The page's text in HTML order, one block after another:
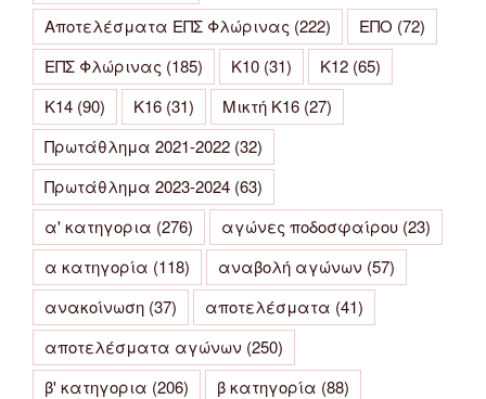
Αποτελέσματα ΕΠΣ Φλώρινας (222) ΕΠΟ (72)
ΕΠΣ Φλώρινας (185) Κ10 (31) Κ12 (65)
Κ14 (90) Κ16 (31) Μικτή Κ16 (27)
Πρωτάθλημα 2021-2022 (32)
Πρωτάθλημα 2023-2024 (63)
α' κατηγορια (276) αγώνες ποδοσφαίρου (23)
α κατηγορία (118) αναβολή αγώνων (57)
ανακοίνωση (37) αποτελέσματα (41)
αποτελέσματα αγώνων (250)
β' κατηγορια (206) β κατηγορία (88)